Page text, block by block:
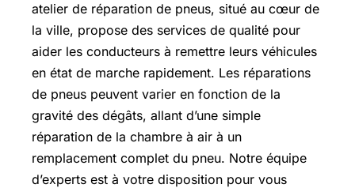
atelier de réparation de pneus, situé au cœur de
la ville, propose des services de qualité pour
aider les conducteurs à remettre leurs véhicules
en état de marche rapidement. Les réparations
de pneus peuvent varier en fonction de la
gravité des dégâts, allant d’une simple
réparation de la chambre à air à un
remplacement complet du pneu. Notre équipe
d’experts est à votre disposition pour vous